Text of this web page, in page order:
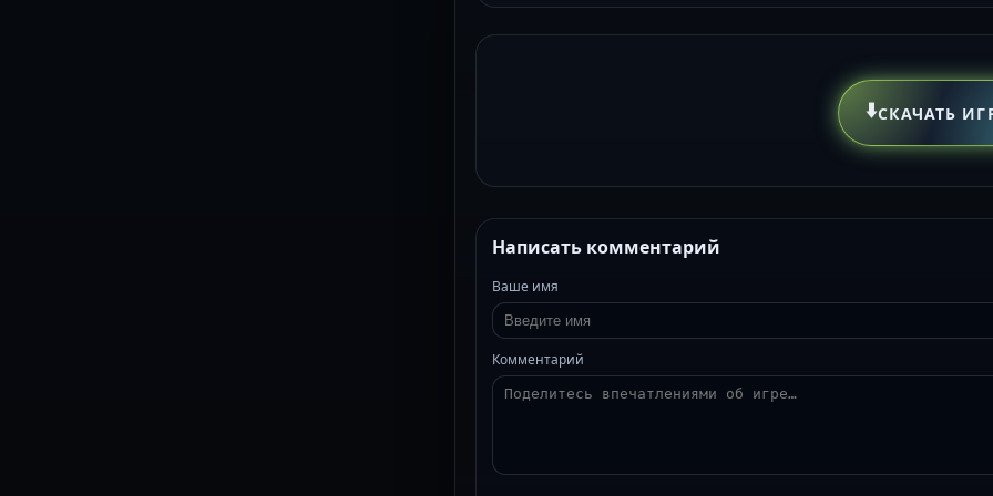
⬇️СКАЧАТЬ
Написать комментарий
Ваше имя
Комментарий